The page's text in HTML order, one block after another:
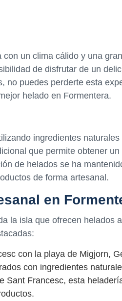
un clima cálido y una
de disfrutar de un
no puedes perderte esta
helado en Formentera.
ingredientes
que permite obtener
de helados se ha
de forma artesanal.
en
la isla que ofrecen helados
con la playa de Migjorn,
con ingredientes
Sant Francesc, esta